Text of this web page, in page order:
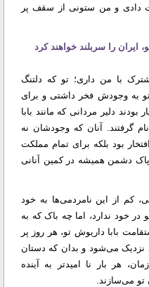
دادی و من ستونی از سقف پر
ایران را سربلند خواهند کرد
با من داری؛ تو که دلتنگ
به وجودش فخر داشتی و برای
بودند دلیر مردانی که مانند بابا
گرفتند. آنان که وجودشان نه
بود بلکه برای تمام مملکت
دشمن همیشه در کمین آنانی
کم از این نامردمی‌ها به خود
خود ندارد، اما چه باک که به
بابا داریوش تو، هر روز پر
نزدیک می‌شود و بدان که دستان
هر بار نا امیدتر به آینده
تو می‌سازند.